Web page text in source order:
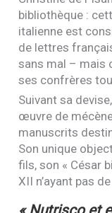
bibliothèque :
italienne est
de lettres
sans mal – mais
ses confrères
Suivant sa
œuvre de
manuscrits
Son unique
fils, son « César
XII n’ayant pas